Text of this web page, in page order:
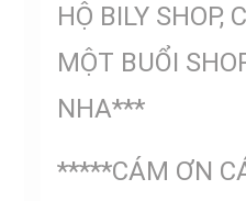
HỘ BILY SHOP,
MỘT BUỔI
NHA***
*****CÁM ƠN